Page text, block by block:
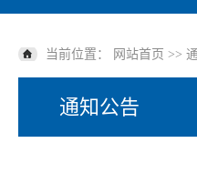
当前位置： 网站首页 >>
通知公告